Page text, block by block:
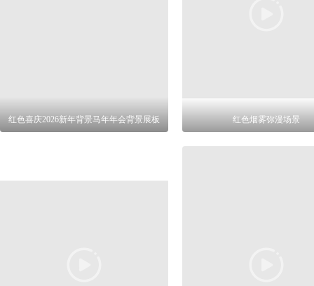
红色喜庆2026新年背景马年年会背景展板 红色烟雾弥漫场景